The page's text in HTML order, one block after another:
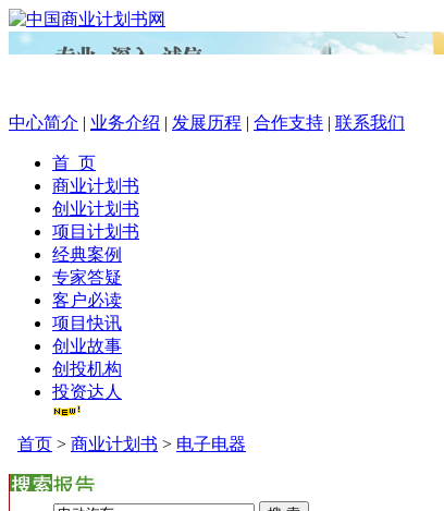
中心简介 | 业务介绍 | 发展历程 | 合作支持 | 联系我们
首 页
商业计划书
创业计划书
项目计划书
经典案例
专家答疑
客户必读
项目快讯
创业故事
创投机构
投资达人
首页 > 商业计划书 > 电子电器